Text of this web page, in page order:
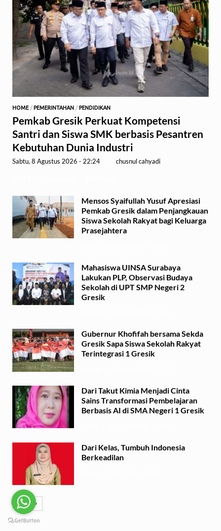
HOME /PEMERINTAHAN /PENDIDIKAN
Pemkab Gresik Perkuat Kompetensi
Santri dan Siswa SMK berbasis Pesantren
Kebutuhan Dunia Industri
Sabtu, 8 Agustus 2026 - 22:24 chusnul cahyadi
Mensos Syaifullah Yusuf Apresiasi
Pemkab Gresik dalam Penjangkauan
Siswa Sekolah Rakyat bagi Keluarga
Prasejahtera
Mahasiswa UINSA Surabaya
Lakukan PLP, Observasi Budaya
Sekolah di UPT SMP Negeri 2
Gresik
Gubernur Khofifah bersama Sekda
Gresik Sapa Siswa Sekolah Rakyat
Terintegrasi 1 Gresik
Dari Takut Kimia Menjadi Cinta
Sains Transformasi Pembelajaran
Berbasis AI di SMA Negeri 1 Gresik
Dari Kelas, Tumbuh Indonesia
Berkeadilan